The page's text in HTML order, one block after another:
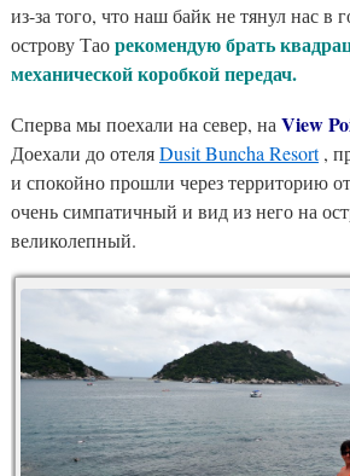
из-за того, что наш байк не тянул нас в
острову Таорекомендую брать
механической коробкой передач.
Сперва мы поехали на север, на View
Доехали до отеляDusit Buncha Resort,
и спокойно прошли через территорию
очень симпатичный и вид из него на
великолепный.